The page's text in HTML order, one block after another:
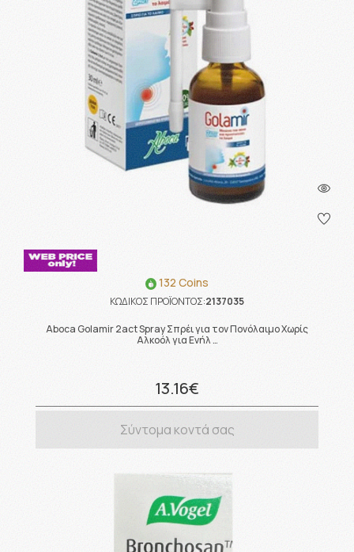
132 Coins
ΚΩΔΙΚΟΣ ΠΡΟΪΟΝΤΟΣ:2137035
Aboca Golamir 2act Spray Σπρέι για τον Πονόλαιμο Χωρίς
Αλκοόλ για Ενήλ …
13.16€
Σύντομα κοντά σας